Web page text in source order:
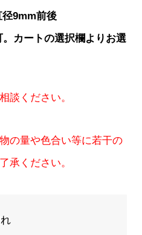
9mm前後
カートの選択欄よりお選
談ください。
の量や色合い等に若干の
承ください。